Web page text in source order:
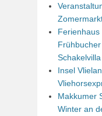
Schakelvilla
Insel
Makkumer
Winter an